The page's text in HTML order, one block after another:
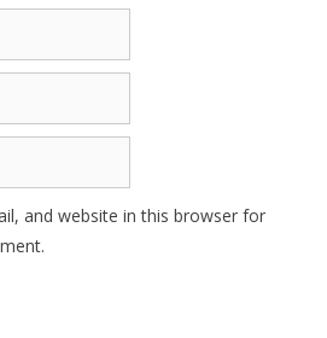
and website in this browser for